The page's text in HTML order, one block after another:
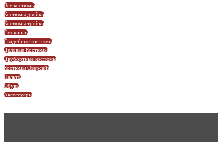
Все костюмы
Костюмы двойки
Костюмы тройки
Смокинги
Свадебные костюмы
Деловые Костюмы
Двубортные костюмы
Костюмы Оверсайз
Пальто
Обувь
Аксессуары